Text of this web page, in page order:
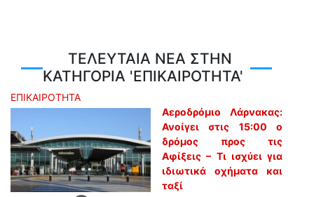
ΤΕΛΕΥΤΑΙΑ ΝΕΑ ΣΤΗΝ
ΚΑΤΗΓΟΡΙΑ 'ΕΠΙΚΑΙΡΟΤΗΤΑ'
ΕΠΙΚΑΙΡΟΤΗΤΑ
Αεροδρόμιο Λάρνακας:
Ανοίγει στις 15:00 ο
δρόμος προς τις
Αφίξεις – Τι ισχύει για
ιδιωτικά οχήματα και
ταξί